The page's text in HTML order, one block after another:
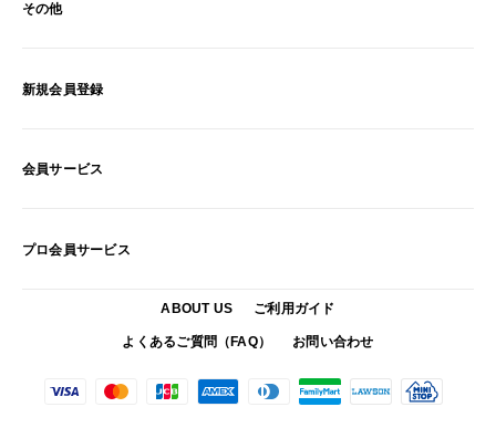
その他
新規会員登録
会員サービス
プロ会員サービス
ABOUT US ご利用ガイド
よくあるご質問（FAQ） お問い合わせ